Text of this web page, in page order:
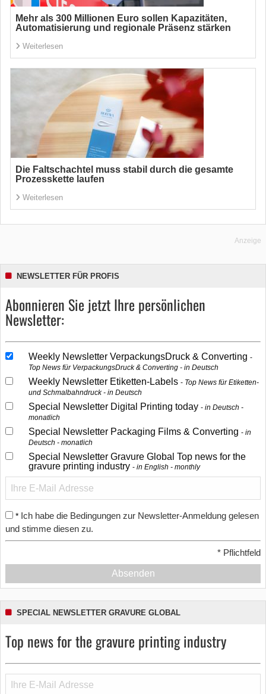
Mehr als 300 Millionen Euro sollen Kapazitäten,
Automatisierung und regionale Präsenz stärken
Weiterlesen
Die Faltschachtel muss stabil durch die gesamte
Prozesskette laufen
Weiterlesen
Anzeige
NEWSLETTER FÜR PROFIS
Abonnieren Sie jetzt Ihre persönlichen
Newsletter:
Weekly Newsletter VerpackungsDruck & Converting
Top News für VerpackungsDruck & Converting - in Deutsch
Weekly Newsletter Etiketten-Labels
Top News für Etiketten-
und Schmalbahndruck - in Deutsch
Special Newsletter Digital Printing today
in Deutsch -
monatlich
Special Newsletter Packaging Films & Converting
in
Deutsch - monatlich
Special Newsletter Gravure Global Top news for the
gravure printing industry
in English - monthly
* Ich habe die Bedingungen zur Newsletter-Anmeldung gelesen
und stimme diesen zu.
* Pflichtfeld
Absenden
SPECIAL NEWSLETTER GRAVURE GLOBAL
Top news for the gravure printing industry